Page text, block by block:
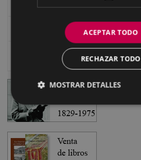
ACEPTAR TODO
RECHAZAR TODO
MOSTRAR DETALLES